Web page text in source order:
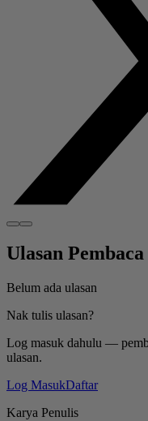
Ulasan Pembaca
Belum ada ulasan
Nak tulis ulasan?
Log masuk dahulu —
ulasan.
Log MasukDaftar
Karya Penulis